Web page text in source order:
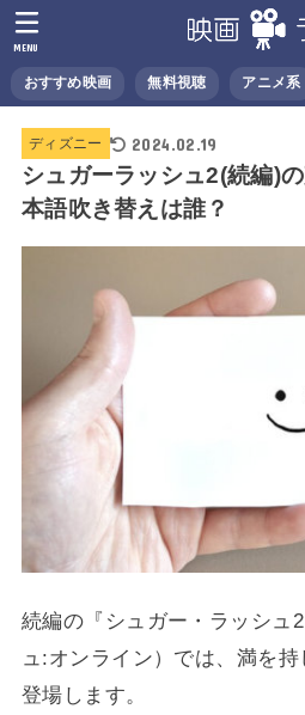
おすすめ映画 無料視聴 アニメ系
MENU
ディズニー 2024.02.19
シュガーラッシュ2(続編)
本語吹き替えは誰？
続編の『シュガー・ラッシュ
ュ:オンライン）では、満を
登場します。